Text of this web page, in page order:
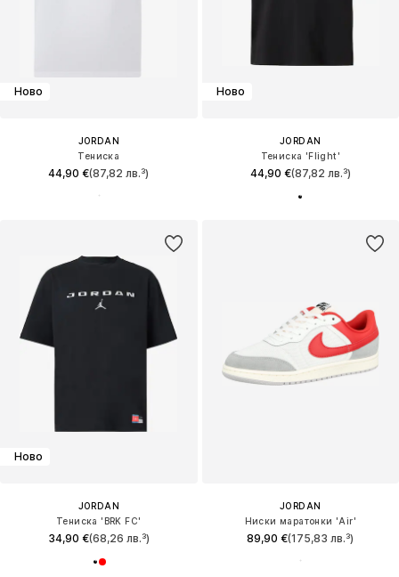
Ново
JORDAN
Тениска
44,90 €(87,82 лв.³)
Ново
JORDAN
Тениска 'Flight'
44,90 €(87,82 лв.³)
Ново
JORDAN
Тениска 'BRK FC'
34,90 €(68,26 лв.³)
JORDAN
Ниски маратонки 'Air'
89,90 €(175,83 лв.³)